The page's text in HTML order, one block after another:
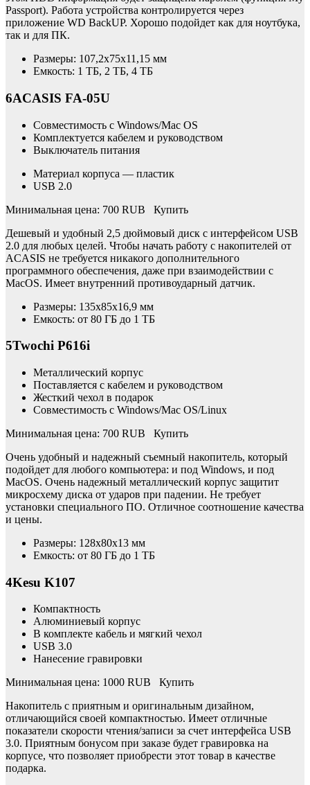
Passport). Работа устройства контролируется через
приложение WD BackUP. Хорошо подойдет как для ноутбука,
так и для ПК.
Размеры: 107,2x75x11,15 мм
Емкость: 1 ТБ, 2 ТБ, 4 ТБ
6ACASIS FA-05U
Совместимость с Windows/Mac OS
Комплектуется кабелем и руководством
Выключатель питания
Материал корпуса — пластик
USB 2.0
Минимальная цена: 700 RUB Купить
Дешевый и удобный 2,5 дюймовый диск с интерфейсом USB
2.0 для любых целей. Чтобы начать работу с накопителей от
ACASIS не требуется никакого дополнительного
программного обеспечения, даже при взаимодействии с
MacOS. Имеет внутренний противоударный датчик.
Размеры: 135x85x16,9 мм
Емкость: от 80 ГБ до 1 ТБ
5Twochi P616i
Металлический корпус
Поставляется с кабелем и руководством
Жесткий чехол в подарок
Совместимость с Windows/Mac OS/Linux
Минимальная цена: 700 RUB Купить
Очень удобный и надежный съемный накопитель, который
подойдет для любого компьютера: и под Windows, и под
MacOS. Очень надежный металлический корпус защитит
микросхему диска от ударов при падении. Не требует
установки специального ПО. Отличное соотношение качества
и цены.
Размеры: 128x80x13 мм
Емкость: от 80 ГБ до 1 ТБ
4Kesu K107
Компактность
Алюминиевый корпус
В комплекте кабель и мягкий чехол
USB 3.0
Нанесение гравировки
Минимальная цена: 1000 RUB Купить
Накопитель с приятным и оригинальным дизайном,
отличающийся своей компактностью. Имеет отличные
показатели скорости чтения/записи за счет интерфейса USB
3.0. Приятным бонусом при заказе будет гравировка на
корпусе, что позволяет приобрести этот товар в качестве
подарка.